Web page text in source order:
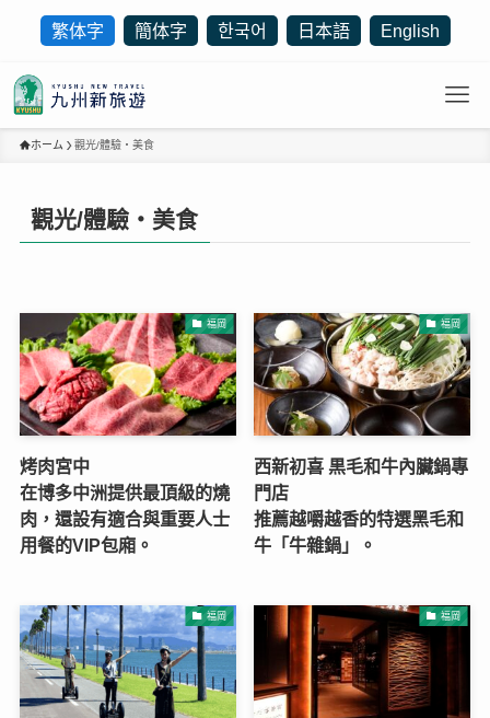
English
日本語
한국어
簡体字
繁体字
ホーム 觀光/體驗・美食
觀光/體驗・美食
福岡
烤肉宮中
在博多中洲提供最頂級的燒
肉，還設有適合與重要人士
用餐的VIP包廂。
福岡
西新初喜 黒毛和牛內臟鍋專
門店
推薦越嚼越香的特選黑毛和
牛「牛雜鍋」。
福岡 福岡